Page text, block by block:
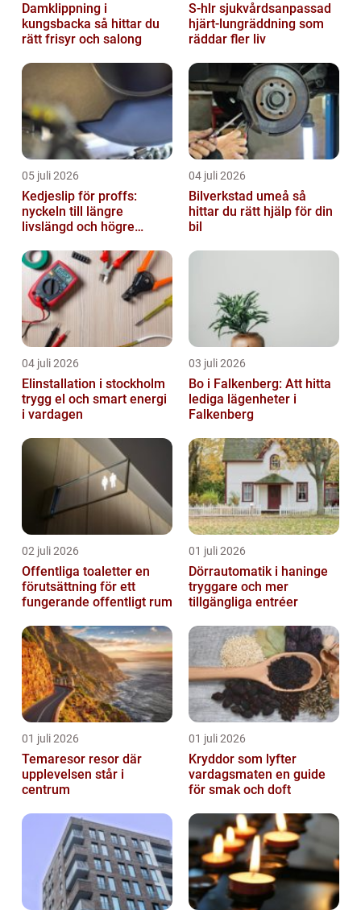
Damklippning i
kungsbacka så hittar du
rätt frisyr och salong
S-hlr sjukvårdsanpassad
hjärt-lungräddning som
räddar fler liv
05 juli 2026
Kedjeslip för proffs:
nyckeln till längre
livslängd och högre
04 juli 2026
Bilverkstad umeå så
hittar du rätt hjälp för din
bil
04 juli 2026
Elinstallation i stockholm
trygg el och smart energi
i vardagen
03 juli 2026
Bo i Falkenberg: Att hitta
lediga lägenheter i
Falkenberg
02 juli 2026
Offentliga toaletter en
förutsättning för ett
fungerande offentligt rum
01 juli 2026
Dörrautomatik i haninge
tryggare och mer
tillgängliga entréer
01 juli 2026
Temaresor resor där
upplevelsen står i
centrum
01 juli 2026
Kryddor som lyfter
vardagsmaten en guide
för smak och doft